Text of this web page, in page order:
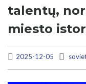
talentų,
miesto
2025-12-05